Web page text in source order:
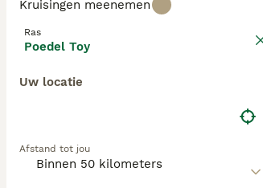
Kruisingen meenemen
Ras
Poedel Toy
Uw locatie
Afstand tot jou